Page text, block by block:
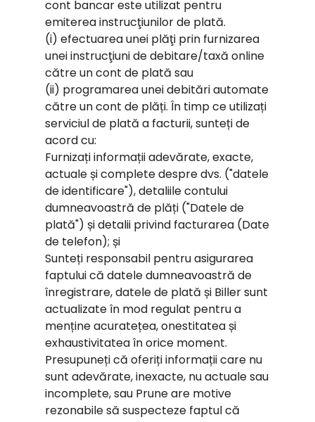
cont bancar este utilizat pentru
emiterea instrucţiunilor de plată.
(i) efectuarea unei plăţi prin furnizarea
unei instrucţiuni de debitare/taxă online
către un cont de plată sau
(ii) programarea unei debitări automate
către un cont de plăți. În timp ce utilizați
serviciul de plată a facturii, sunteți de
acord cu:
Furnizați informații adevărate, exacte,
actuale și complete despre dvs. ("datele
de identificare"), detaliile contului
dumneavoastră de plăți ("Datele de
plată") și detalii privind facturarea (Date
de telefon); și
Sunteți responsabil pentru asigurarea
faptului că datele dumneavoastră de
înregistrare, datele de plată și Biller sunt
actualizate în mod regulat pentru a
menține acuratețea, onestitatea și
exhaustivitatea în orice moment.
Presupuneți că oferiți informații care nu
sunt adevărate, inexacte, nu actuale sau
incomplete, sau Prune are motive
rezonabile să suspecteze faptul că